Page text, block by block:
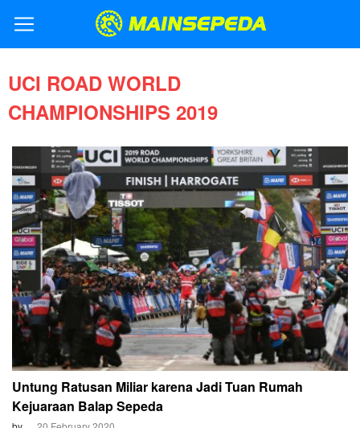
UCI ROAD WORLD
CHAMPIONSHIPS 2019
Untung Ratusan Miliar karena Jadi Tuan Rumah
Kejuaraan Balap Sepeda